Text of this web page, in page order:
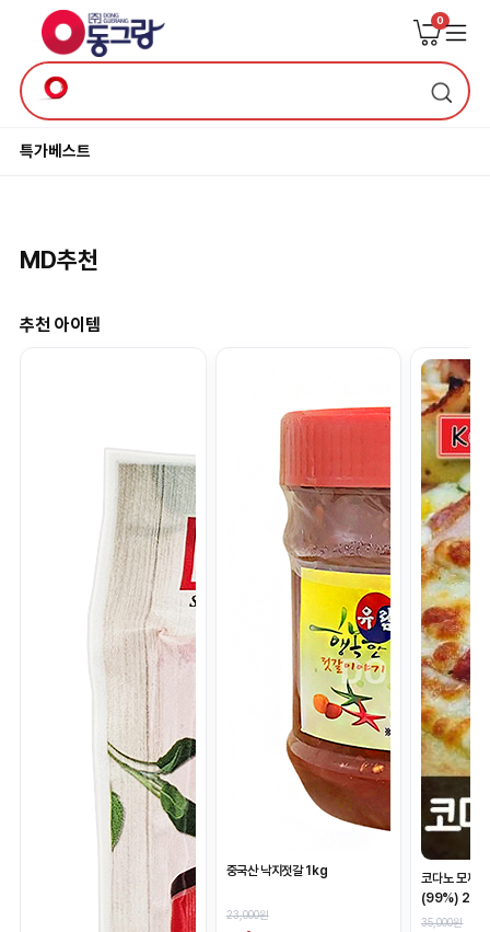
0
특가베스트
MD추천
추천 아이템
중국산 낙지젓갈 1kg
23,000원
코다노 모짜
(99%)
35,000원